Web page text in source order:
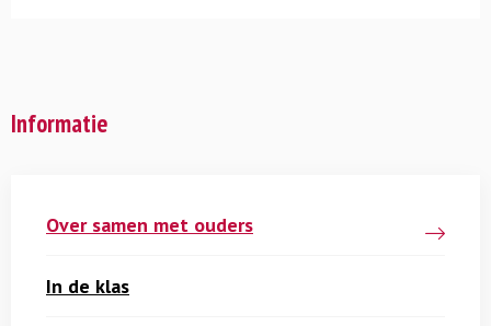
Informatie
Over samen met ouders
In de klas